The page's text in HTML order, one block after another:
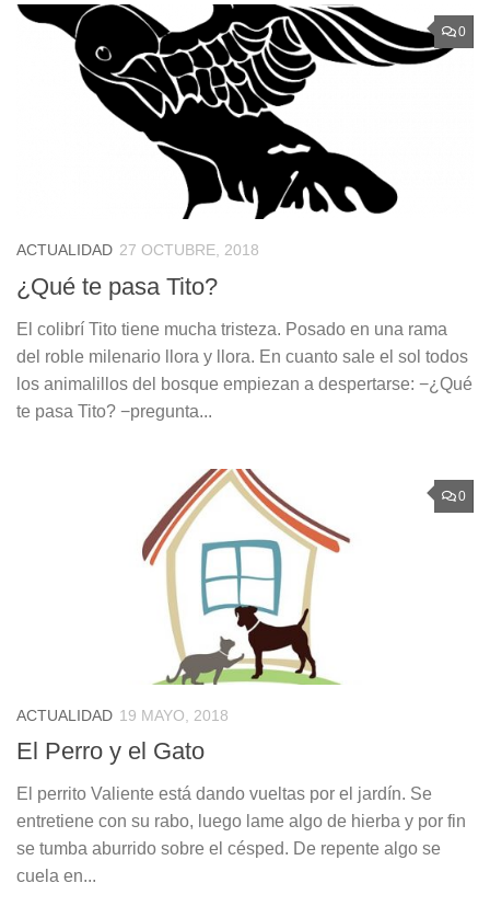
0
ACTUALIDAD 27 OCTUBRE, 2018
¿Qué te pasa Tito?
El colibrí Tito tiene mucha tristeza. Posado en una rama
del roble milenario llora y llora. En cuanto sale el sol todos
los animalillos del bosque empiezan a despertarse: −¿Qué
te pasa Tito? −pregunta...
0
ACTUALIDAD 19 MAYO, 2018
El Perro y el Gato
El perrito Valiente está dando vueltas por el jardín. Se
entretiene con su rabo, luego lame algo de hierba y por fin
se tumba aburrido sobre el césped. De repente algo se
cuela en...